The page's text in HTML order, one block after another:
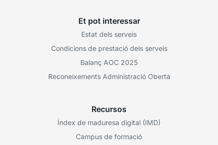
Et pot interessar
Estat dels serveis
Condicions de prestació dels serveis
Balanç AOC 2025
Reconeixements Administració Oberta
Recursos
Índex de maduresa digital (IMD)
Campus de formació